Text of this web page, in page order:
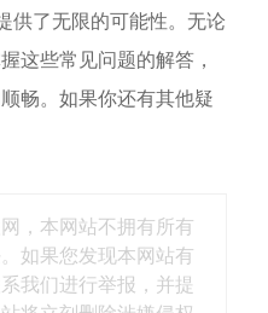
供了无限的可能性。无论
这些常见问题的解答，
畅。如果你还有其他疑
，本网站不拥有所有
如果您发现本网站有
我们进行举报，并提